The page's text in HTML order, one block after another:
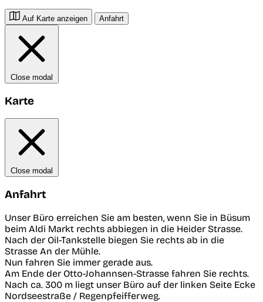
Auf Karte anzeigen Anfahrt
Close modal
Karte
Close modal
Anfahrt
Unser Büro erreichen Sie am besten, wenn Sie in Büsum
beim Aldi Markt rechts abbiegen in die Heider Strasse.
Nach der Oil-Tankstelle biegen Sie rechts ab in die
Strasse An der Mühle.
Nun fahren Sie immer gerade aus.
Am Ende der Otto-Johannsen-Strasse fahren Sie rechts.
Nach ca. 300 m liegt unser Büro auf der linken Seite Ecke
Nordseestraße / Regenpfeifferweg.